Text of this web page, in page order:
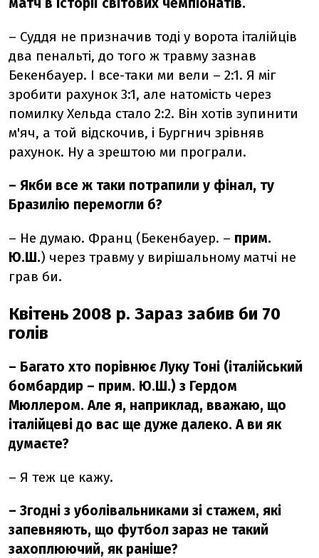
– Суддя не призначив тоді у ворота італійців
два пенальті, до того ж травму зазнав
Бекенбауер. І все-таки ми вели – 2:1. Я міг
зробити рахунок 3:1, але натомість через
помилку Хельда стало 2:2. Він хотів зупинити
м'яч, а той відскочив, і Бургнич зрівняв
рахунок. Ну а зрештою ми програли.
– Якби все ж таки потрапили у фінал, ту
Бразилію перемогли б?
– Не думаю. Франц (Бекенбауер. – прим.
Ю.Ш.) через травму у вирішальному матчі не
грав би.
Квітень 2008 р. Зараз забив би 70
голів
– Багато хто порівнює Луку Тоні (італійський
бомбардир – прим. Ю.Ш.) з Гердом
Мюллером. Але я, наприклад, вважаю, що
італійцеві до вас ще дуже далеко. А ви як
думаєте?
– Я теж це кажу.
– Згодні з уболівальниками зі стажем, які
запевняють, що футбол зараз не такий
захоплюючий, як раніше?